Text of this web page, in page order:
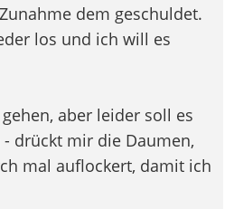
dem geschuldet.
los und ich will es
aber leider soll es
drückt mir die Daumen,
mal auflockert, damit ich